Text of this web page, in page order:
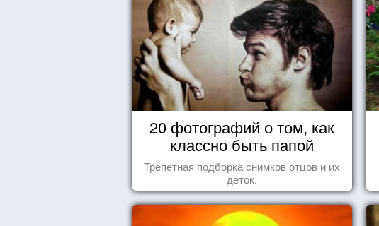
20 фотографий о том, как
классно быть папой
Трепетная подборка снимков отцов и их
деток.